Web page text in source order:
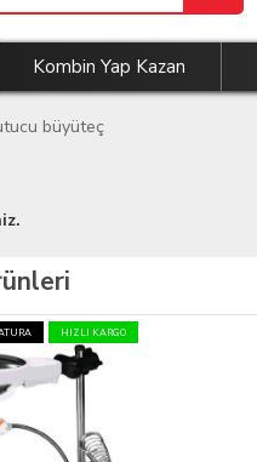
Kombin Yap Kazan
büyüteç
HIZLI KARGO